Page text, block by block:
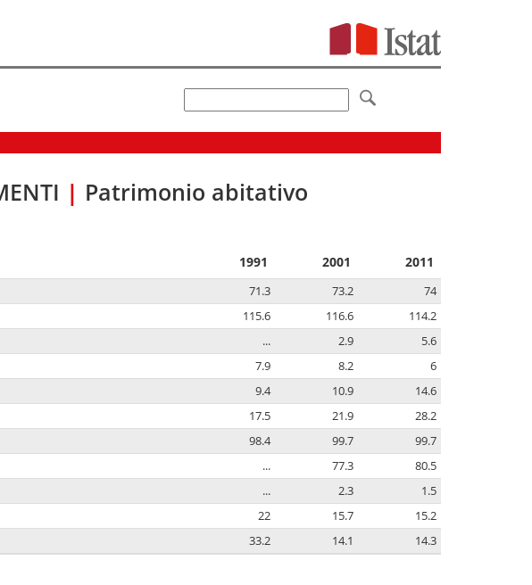
| Patrimonio abitativo
1991 2001 2011
71.3 73.2
74
115.6 116.6
114.2
... 2.9
5.6
7.9 8.2
6
9.4 10.9
14.6
17.5 21.9
28.2
98.4 99.7
99.7
... 77.3
80.5
... 2.3
1.5
22 15.7
15.2
33.2 14.1 14.3